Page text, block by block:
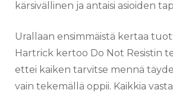
kärsivällinen ja antaisi asioiden
Urallaan ensimmäistä kertaa
Hartrick kertoo Do Not Resistin
ettei kaiken tarvitse mennä
vain tekemällä oppii. Kaikkia